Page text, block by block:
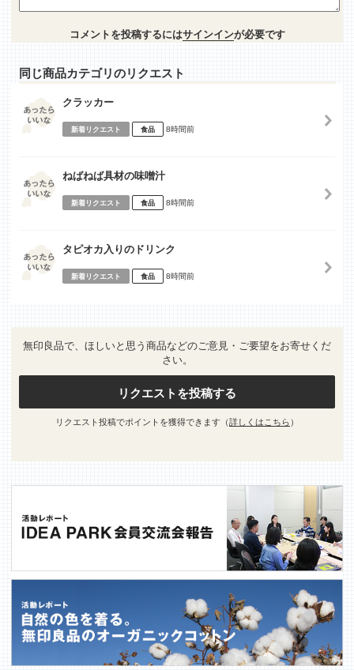
コメントを投稿するにはサインインが必要です
同じ商品カテゴリのリクエスト
クラッカー
新着リクエスト 食品 8時間前
ねばねば具材の味噌汁
新着リクエスト 食品 8時間前
タピオカ入りのドリンク
新着リクエスト 食品 8時間前
無印良品で、ほしいと思う商品などのご意見・ご要望をお寄せくだ
さい。
リクエストを投稿する
リクエスト投稿でポイントを獲得できます（詳しくはこちら ）